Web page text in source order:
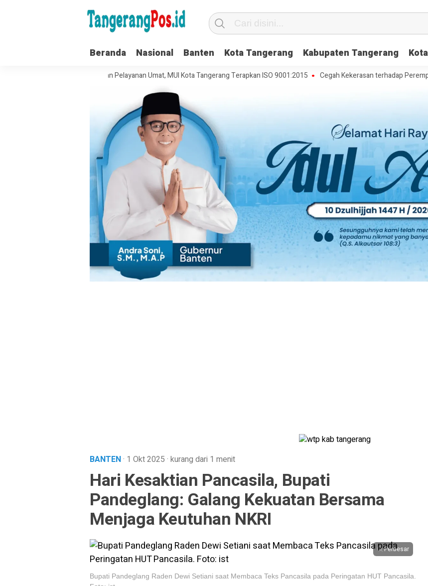
Beranda Nasional Banten Kota Tangerang Kabupaten Tangerang
Tata Kelola Organisasi dan Pelayanan Umat, MUI Kota Tangerang Terapkan ISO 9001:2015 Cegah Kekerasan terhadap Perempuan
BANTEN· 1 Okt 2025 · kurang dari 1 menit
Hari Kesaktian Pancasila, Bupati
Pandeglang: Galang Kekuatan Bersama
Menjaga Keutuhan NKRI
Perbesar
Bupati Pandeglang Raden Dewi Setiani saat Membaca Teks Pancasila pada Peringatan HUT Pancasila.